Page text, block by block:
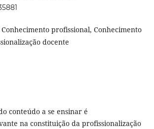
Conhecimento profissional, Conhecimento
docente
conteúdo a se ensinar é
na constituição da profissionalização